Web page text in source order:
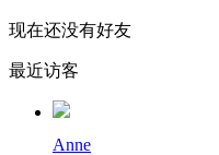
现在还没有好友
最近访客
Anne